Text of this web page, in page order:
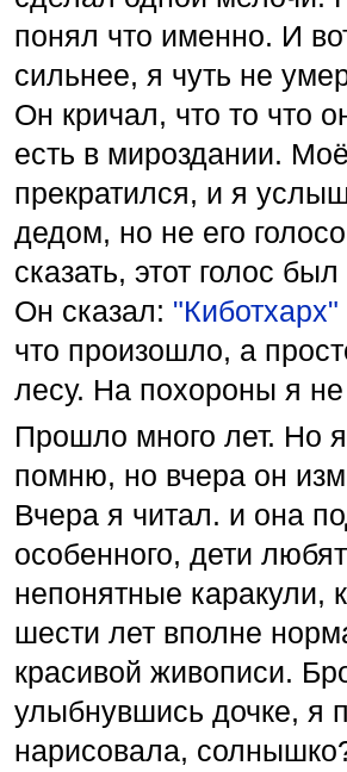
понял что именно. И
сильнее, я чуть не
Он кричал, что то что
есть в мироздании.
прекратился, и я
дедом, но не его
сказать, этот голос
Он сказал: "Киботхарх"
что произошло, а
лесу. На похороны я
Прошло много лет. Но
помню, но вчера он
Вчера я читал. и она
особенного, дети
непонятные каракули,
шести лет вполне
красивой живописи.
улыбнувшись дочке, я
нарисовала,